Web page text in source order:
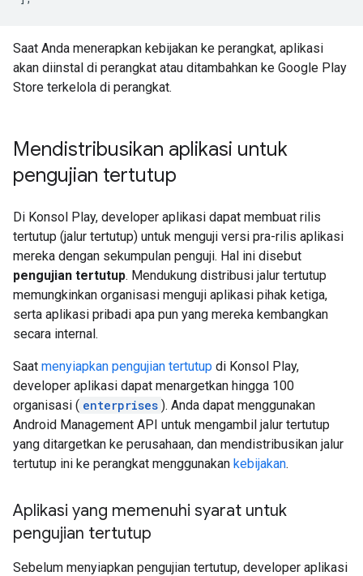
Saat Anda menerapkan kebijakan ke perangkat, aplikasi
akan diinstal di perangkat atau ditambahkan ke Google Play
Store terkelola di perangkat.
Mendistribusikan aplikasi untuk
pengujian tertutup
Di Konsol Play, developer aplikasi dapat membuat rilis
tertutup (jalur tertutup) untuk menguji versi pra-rilis aplikasi
mereka dengan sekumpulan penguji. Hal ini disebut
pengujian tertutup. Mendukung distribusi jalur tertutup
memungkinkan organisasi menguji aplikasi pihak ketiga,
serta aplikasi pribadi apa pun yang mereka kembangkan
secara internal.
Saat menyiapkan pengujian tertutup di Konsol Play,
developer aplikasi dapat menargetkan hingga 100
organisasi ( enterprises ). Anda dapat menggunakan
Android Management API untuk mengambil jalur tertutup
yang ditargetkan ke perusahaan, dan mendistribusikan jalur
tertutup ini ke perangkat menggunakan kebijakan.
Aplikasi yang memenuhi syarat untuk
pengujian tertutup
Sebelum menyiapkan pengujian tertutup, developer aplikasi